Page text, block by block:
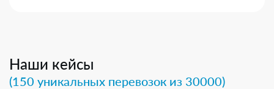
Наши кейсы
(150 уникальных перевозок из 30000)